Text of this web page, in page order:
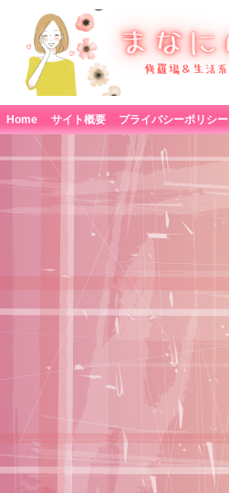
Home サイト概要 プライバシーポリシー